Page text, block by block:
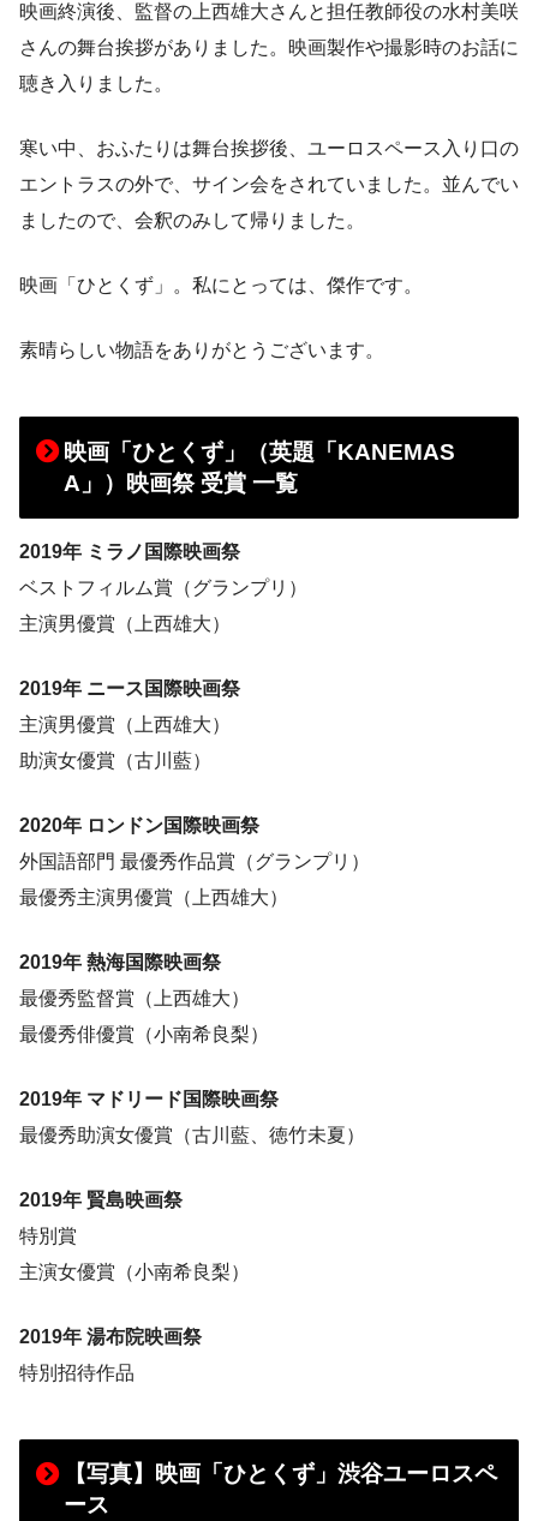
映画終演後、監督の上西雄大さんと担任教師役の水村美咲
さんの舞台挨拶がありました。映画製作や撮影時のお話に
聴き入りました。
寒い中、おふたりは舞台挨拶後、ユーロスペース入り口の
エントラスの外で、サイン会をされていました。並んでい
ましたので、会釈のみして帰りました。
映画「ひとくず」。私にとっては、傑作です。
素晴らしい物語をありがとうございます。
映画「ひとくず」（英題「KANEMAS
A」）映画祭 受賞 一覧
2019年 ミラノ国際映画祭
ベストフィルム賞（グランプリ）
主演男優賞（上西雄大）
2019年 ニース国際映画祭
主演男優賞（上西雄大）
助演女優賞（古川藍）
2020年 ロンドン国際映画祭
外国語部門 最優秀作品賞（グランプリ）
最優秀主演男優賞（上西雄大）
2019年 熱海国際映画祭
最優秀監督賞（上西雄大）
最優秀俳優賞（小南希良梨）
2019年 マドリード国際映画祭
最優秀助演女優賞（古川藍、徳竹未夏）
2019年 賢島映画祭
特別賞
主演女優賞（小南希良梨）
2019年 湯布院映画祭
特別招待作品
【写真】映画「ひとくず」渋谷ユーロスペ
ース